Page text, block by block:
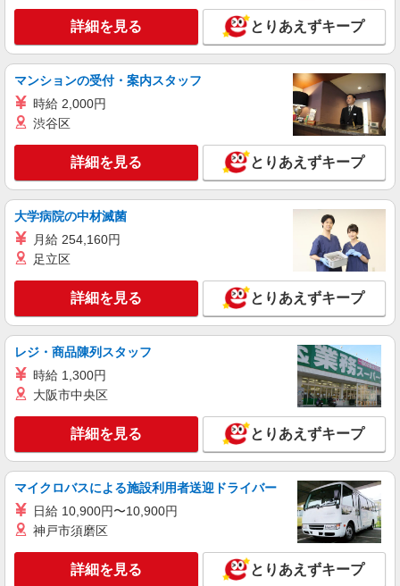
スマホ携帯販売【ドコモ】
時給1400円〜1600円（経験・能力による） ※
残業代支給 ★交通費別途支給（規定あり） ゜
+゜・。○。・゜+゜・。○。・゜+゜ 入社祝い金10
万円支給(規定有) お友達を紹介頂くと, インセンテ
有）★ ゜・。○。・゜+゜・。○。・゜+゜
沖縄県那覇市の家電量販店
キープ 詳細を見る
株式会社シエロ
人気機種に詳しくなれる携帯販売
【softbank】
時給1400円〜1450円（経験・能力による） ※
残業代支給 ★交通費別途支給（規定あり） ゜
+゜・。○。・゜+゜・。○。・゜+゜ 入社祝い金10
万円支給(規定有) お友達を紹介頂くと, インセンテ
ィブ支給(規定有) ★月2回払い・週払い可能（規程
有）★ ゜・。○。・゜+゜・。○。・゜+゜
詳細を見る
派遣社員
株式会社シエロ
スマホ携帯販売【ワイモバイル】
時給1400円〜1450円（経験・能力による） ※
残業代支給 ★交通費別途支給（規定あり） ゜
+゜・。○。・゜+゜・。○。・゜+゜ 入社祝い金10
万円支給(規定有) お友達を紹介頂くと, インセンテ
ィブ支給(規定有) ★月2回払い・週払い可能（規程
有）★ ゜・。○。・゜+゜・。○。・゜+゜
沖縄県那覇市の家電量販店
キープ 詳細を見る
紹介予定派遣
人気機種に詳しくなれる携帯販売
詳細を見る とりあえずキープ
マンションの受付・案内スタッフ
時給 2,000円
渋谷区
詳細を見る とりあえずキープ
大学病院の中材滅菌
月給 254,160円
足立区
詳細を見る とりあえずキープ
レジ・商品陳列スタッフ
時給 1,300円
大阪市中央区
詳細を見る とりあえずキープ
マイクロバスによる施設利用者送迎ドライバー
日給 10,900円〜10,900円
神戸市須磨区
詳細を見る とりあえずキープ